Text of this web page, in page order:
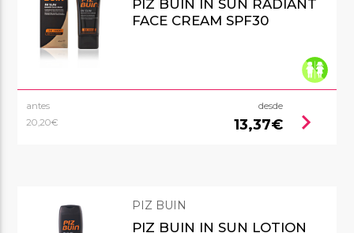
PIZ BUIN IN SUN RADIANT
FACE CREAM SPF30
antes
20,20€
desde
13,37€ chevron_right
PIZ BUIN
PIZ BUIN IN SUN LOTION